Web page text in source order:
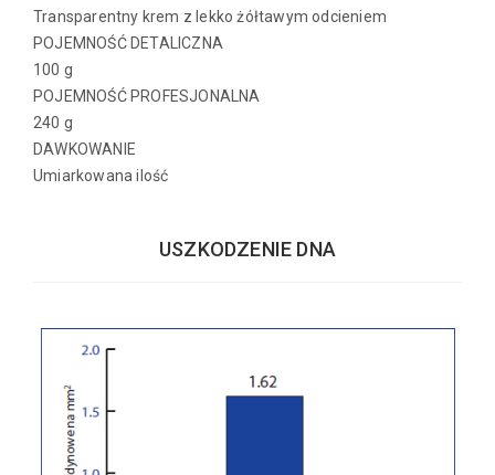
Transparentny krem z lekko żółtawym odcieniem
POJEMNOŚĆ DETALICZNA
100 g
POJEMNOŚĆ PROFESJONALNA
240 g
DAWKOWANIE
Umiarkowana ilość
USZKODZENIE DNA